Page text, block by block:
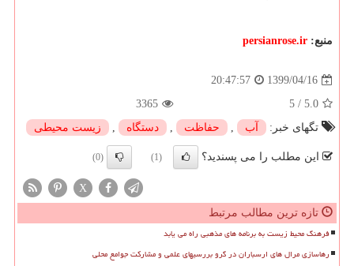
منبع: persianrose.ir
1399/04/16
20:47:57
5.0
/
5
3365
تگهای خبر:
آب , حفاظت , دستگاه , زیست محیطی
این مطلب را می پسندید؟ (1)
(0)
X
تازه ترین مطالب مرتبط
فرهنگ محیط زیست به برنامه های مذهبی راه می یابد
رهاسازی مرال های ارسباران در گرو بررسیهای علمی و مشارکت جوامع محلی